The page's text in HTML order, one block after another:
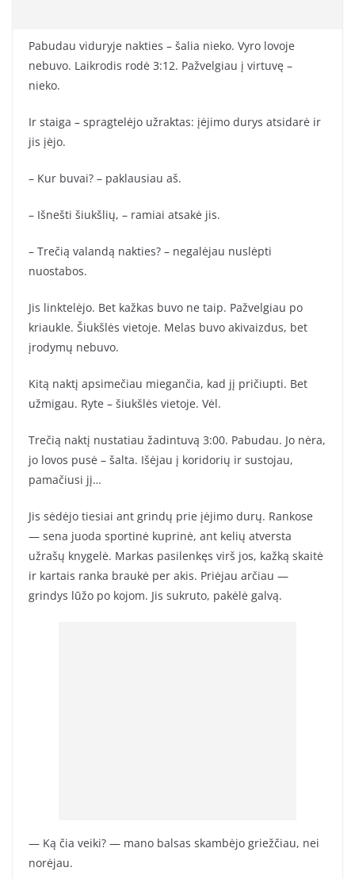
Pabudau viduryje nakties – šalia nieko. Vyro lovoje
nebuvo. Laikrodis rodė 3:12. Pažvelgiau į virtuvę –
nieko.
Ir staiga – spragtelėjo užraktas: įėjimo durys atsidarė ir
jis įėjo.
– Kur buvai? – paklausiau aš.
– Išnešti šiukšlių, – ramiai atsakė jis.
– Trečią valandą nakties? – negalėjau nuslėpti
nuostabos.
Jis linktelėjo. Bet kažkas buvo ne taip. Pažvelgiau po
kriaukle. Šiukšlės vietoje. Melas buvo akivaizdus, bet
įrodymų nebuvo.
Kitą naktį apsimečiau miegančia, kad jį pričiupti. Bet
užmigau. Ryte – šiukšlės vietoje. Vėl.
Trečią naktį nustatiau žadintuvą 3:00. Pabudau. Jo nėra,
jo lovos pusė – šalta. Išėjau į koridorių ir sustojau,
pamačiusi jį…
Jis sėdėjo tiesiai ant grindų prie įėjimo durų. Rankose
— sena juoda sportinė kuprinė, ant kelių atversta
užrašų knygelė. Markas pasilenkęs virš jos, kažką skaitė
ir kartais ranka braukė per akis. Priėjau arčiau —
grindys lūžo po kojom. Jis sukruto, pakėlė galvą.
— Ką čia veiki? — mano balsas skambėjo griežčiau, nei
norėjau.